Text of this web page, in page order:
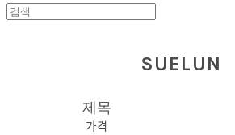
SUELUN
제목
가격